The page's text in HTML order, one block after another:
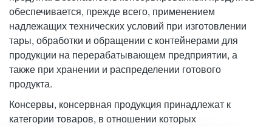
обеспечивается, прежде всего, применением
надлежащих технических условий при изготовлении
тары, обработки и обращении с контейнерами для
продукции на перерабатывающем предприятии, а
также при хранении и распределении готового
продукта.
Консервы, консервная продукция принадлежат к
категории товаров, в отношении которых